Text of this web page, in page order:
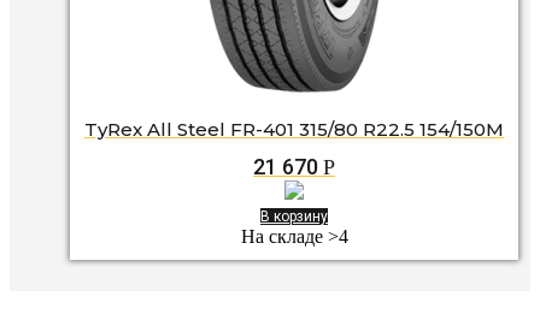
TyRex All Steel FR-401 315/80 R22.5 154/150M
21 670 Р
В корзину
На складе >4